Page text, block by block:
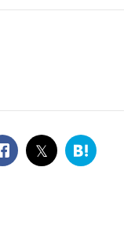
facebook
twitter
は